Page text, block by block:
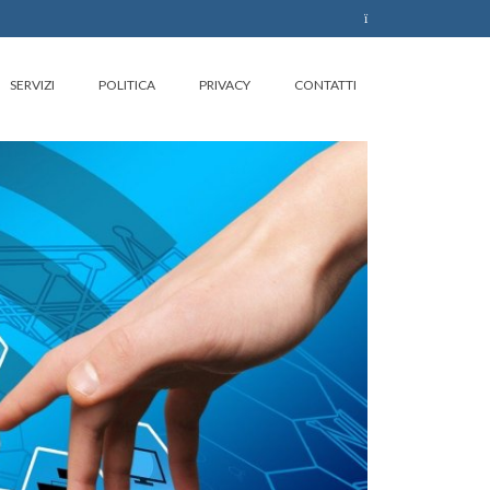
SERVIZI POLITICA PRIVACY CONTATTI